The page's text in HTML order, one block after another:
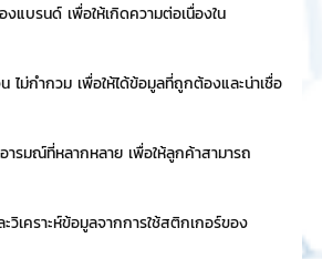
บรนด์ เพื่อให้เกิดความต่อเนื่องใน
ไม่กำกวม เพื่อให้ได้ข้อมูลที่ถูกต้องและน่าเชื่อ
รมณ์ที่หลากหลาย เพื่อให้ลูกค้าสามารถ
เคราะห์ข้อมูลจากการใช้สติกเกอร์ของ